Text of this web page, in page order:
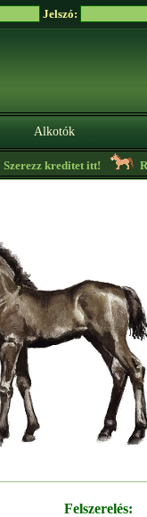
Jelszó:
Alkotók
kreditet itt!
Felszerelés: